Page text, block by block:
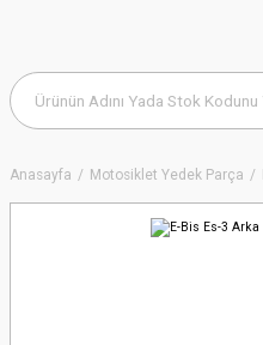
Anasayfa Motosiklet Yedek Parça